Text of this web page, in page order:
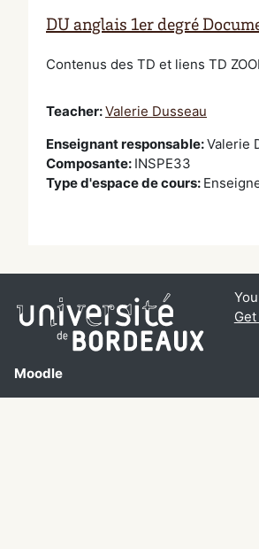
DU anglais 1er degré
Contenus des TD et liens TD
Teacher:Valerie Dusseau
Enseignant responsable:Valerie
Composante: INSPE33
Type d'espace de cours:
Moodle